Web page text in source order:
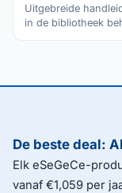
Uitgebreide
in de bibliotheek
De beste deal:
Elk eSeGeCe-
vanaf €1,059 per